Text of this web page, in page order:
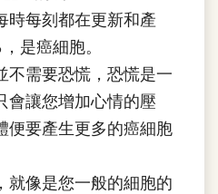
時每刻都在更新和產
是癌細胞。
不需要恐慌，恐慌是一
會讓您增加心情的壓
便要產生更多的癌細胞
就像是您一般的細胞的